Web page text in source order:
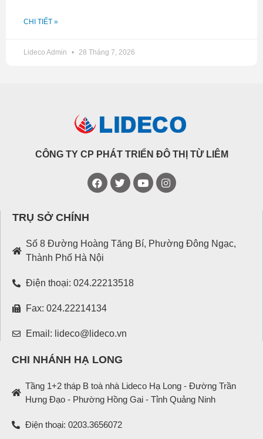
CHI TIẾT »
Lideco Admin 28 Tháng 7, 2026
CÔNG TY CP PHÁT TRIỂN ĐÔ THỊ TỪ LIÊM
TRỤ SỞ CHÍNH
Số 8 Đường Hoàng Tăng Bí, Phường Đông Ngạc,
Thành Phố Hà Nội
Điện thoại: 024.22213518
Fax: 024.22214134
Email: lideco@lideco.vn
CHI NHÁNH HẠ LONG
Tầng 1+2 tháp B toà nhà Lideco Hạ Long - Đường Trần
Hưng Đạo - Phường Hồng Gai - Tỉnh Quảng Ninh
Điện thoại: 0203.3656072